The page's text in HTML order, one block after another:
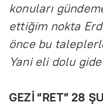
konuları
ettiğim nokta
önce bu
Yani eli dolu
GEZİ “RET” 28